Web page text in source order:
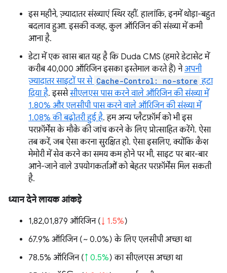
इस महीने, ज़्यादातर संख्याएं स्थिर रहीं. हालांकि, इनमें थोड़ा-बहुत
बदलाव हुआ. इसकी वजह, कुल ऑरिजिन की संख्या में कमी
आना है.
डेटा में एक खास बात यह है कि Duda CMS (हमारे डेटासेट में
करीब 40,000 ऑरिजिन इसका इस्तेमाल करते हैं) नेअपनी
ज़्यादातर साइटों पर से Cache-Control: no-store हटा
दिया है. इससेसीएलएस पास करने वाले ऑरिजिन की संख्या में
1.80% और एलसीपी पास करने वाले ऑरिजिन की संख्या में
1.08% की बढ़ोतरी हुई है. हम अन्य प्लैटफ़ॉर्म को भी इस
परफ़ॉर्मेंस के मौके की जांच करने के लिए प्रोत्साहित करेंगे. ऐसा
तब करें, जब ऐसा करना सुरक्षित हो. ऐसा इसलिए, क्योंकि कैश
मेमोरी में सेव करने का समय कम होने पर भी, साइट पर बार-बार
आने-जाने वाले उपयोगकर्ताओं को बेहतर परफ़ॉर्मेंस मिल सकती
है.
ध्यान देने लायक आंकड़े
1,82,01,879 ऑरिजिन (↓ 1.5%)
67.9% ऑरिजिन (~ 0.0%) के लिए एलसीपी अच्छा था
78.5% ऑरिजिन (↑ 0.5%) का सीएलएस अच्छा था